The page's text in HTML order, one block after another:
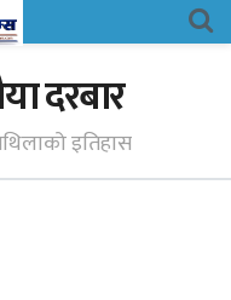
दरबार
इतिहास